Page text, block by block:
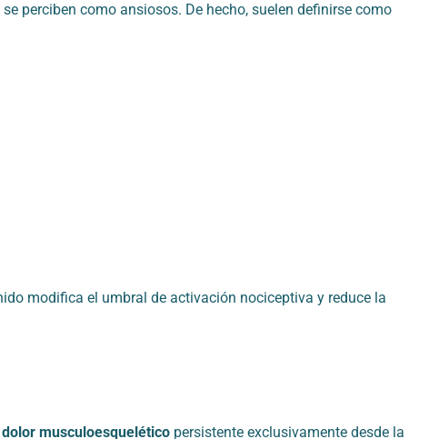
se perciben como ansiosos. De hecho, suelen definirse como
modifica el umbral de activación nociceptiva y reduce la
dolor musculoesquelético persistente exclusivamente desde la